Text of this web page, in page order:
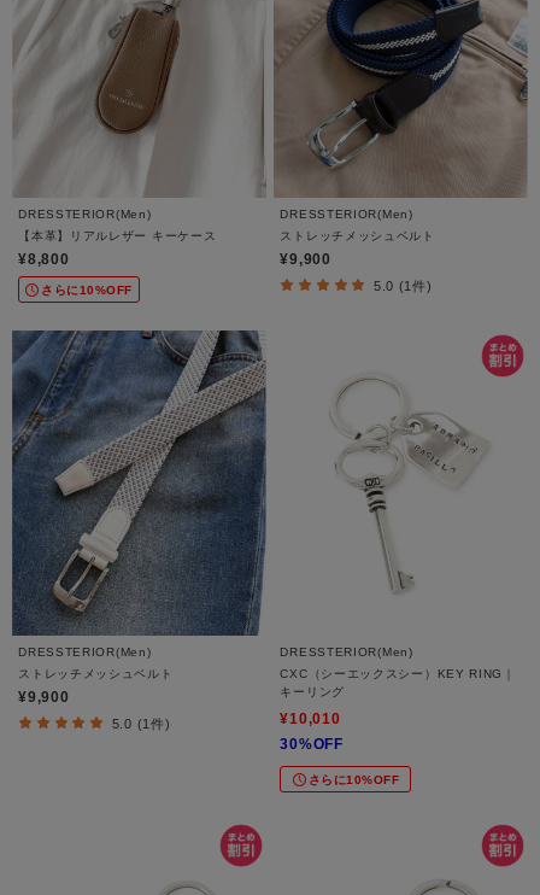
DRESSTERIOR(Men)
【本革】リアルレザー キーケース
¥8,800
さらに10%OFF
DRESSTERIOR(Men)
ストレッチメッシュベルト
¥9,900
5.0 (1件)
DRESSTERIOR(Men)
ストレッチメッシュベルト
¥9,900
5.0 (1件)
DRESSTERIOR(Men)
CXC（シーエックスシー）KEY RING｜
キーリング
¥10,010
30%OFF
さらに10%OFF